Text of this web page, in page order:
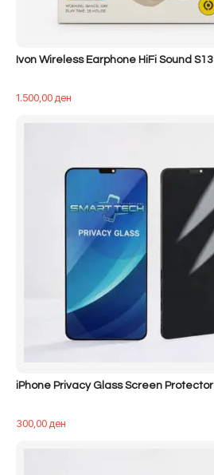
Ivon Wireless Earphone HiFi Sound S13
1.500,00ден
iPhone Privacy Glass Screen Protector
300,00ден